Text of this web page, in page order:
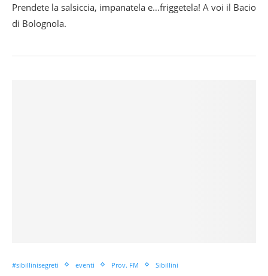
Prendete la salsiccia, impanatela e…friggetela! A voi il Bacio
di Bolognola.
#sibillinisegreti eventi Prov. FM Sibillini